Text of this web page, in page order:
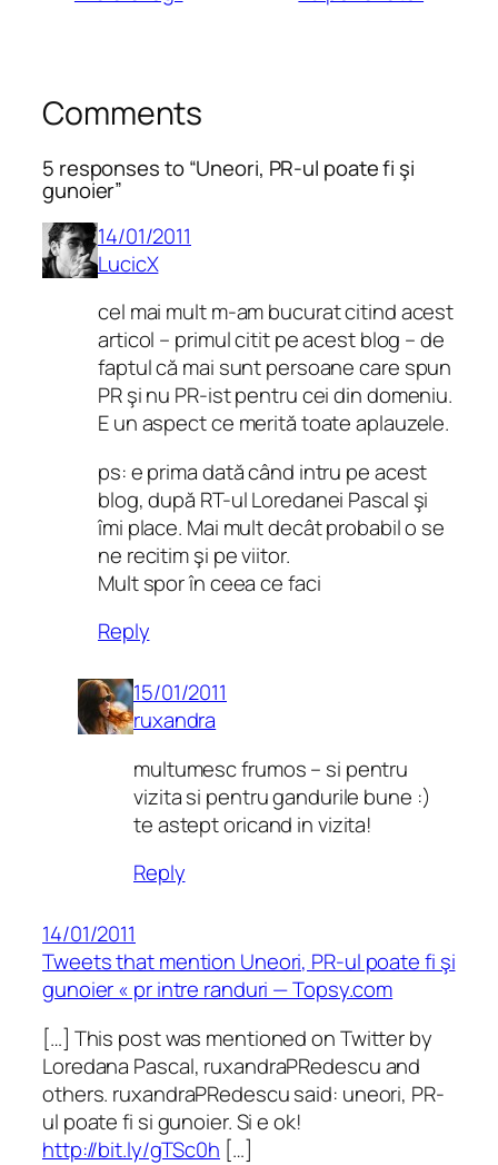
Comments
5 responses to “Uneori, PR-ul poate fi şi
gunoier”
14/01/2011
LucicX
cel mai mult m-am bucurat citind acest
articol – primul citit pe acest blog – de
faptul că mai sunt persoane care spun
PR şi nu PR-ist pentru cei din domeniu.
E un aspect ce merită toate aplauzele.
ps: e prima dată când intru pe acest
blog, după RT-ul Loredanei Pascal şi
îmi place. Mai mult decât probabil o se
ne recitim şi pe viitor.
Mult spor în ceea ce faci
Reply
15/01/2011
ruxandra
multumesc frumos – si pentru
vizita si pentru gandurile bune :)
te astept oricand in vizita!
Reply
14/01/2011
Tweets that mention Uneori, PR-ul poate fi şi
gunoier « pr intre randuri — Topsy.com
[…] This post was mentioned on Twitter by
Loredana Pascal, ruxandraPRedescu and
others. ruxandraPRedescu said: uneori, PR-
ul poate fi si gunoier. Si e ok!
http://bit.ly/gTSc0h […]